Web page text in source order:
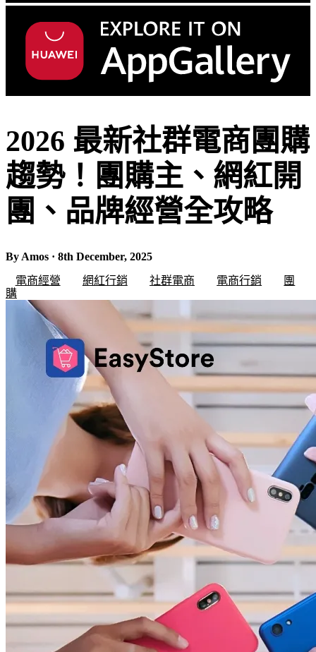
2026 最新社群電商團購
趨勢！團購主、網紅開
團、品牌經營全攻略
By Amos · 8th December, 2025
電商經營
網紅行銷 社群電商 電商行銷
團
購